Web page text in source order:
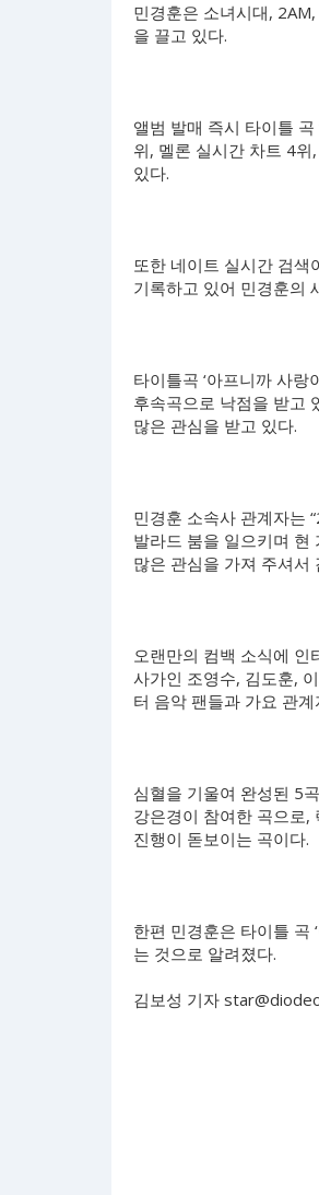
민경훈은 소녀시대,
을 끌고 있다.
앨범 발매 즉시 타이틀
위, 멜론 실시간 차트 4
있다.
또한 네이트 실시간 검색
기록하고 있어 민경훈의
타이틀곡 ‘아프니까 사랑
후속곡으로 낙점을 받고
많은 관심을 받고 있다.
민경훈 소속사 관계자는
발라드 붐을 일으키며 현
많은 관심을 가져 주셔서
오랜만의 컴백 소식에 인
사가인 조영수, 김도훈,
터 음악 팬들과 가요 관
심혈을 기울여 완성된 5
강은경이 참여한 곡으로,
진행이 돋보이는 곡이다.
한편 민경훈은 타이틀 곡
는 것으로 알려졌다.
김보성 기자